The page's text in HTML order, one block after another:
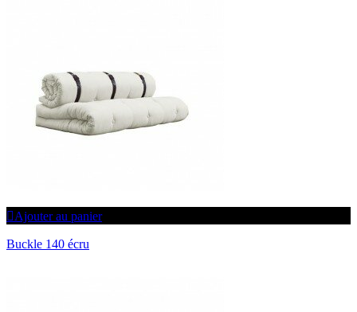
Ajouter au panier
Buckle 140 écru